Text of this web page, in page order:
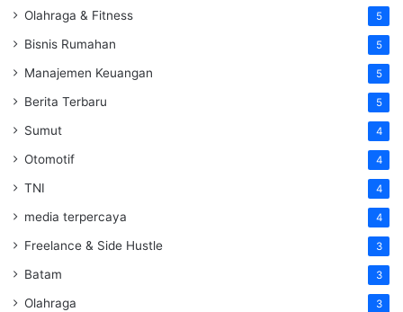
Olahraga & Fitness 5
Bisnis Rumahan 5
Manajemen Keuangan 5
Berita Terbaru 5
Sumut 4
Otomotif 4
TNI 4
media terpercaya 4
Freelance & Side Hustle 3
Batam 3
Olahraga 3